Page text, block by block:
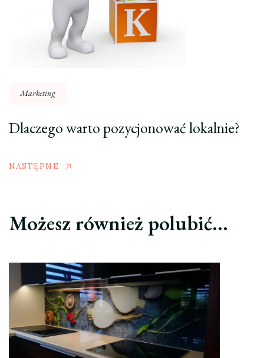
Marketing
Dlaczego warto pozycjonować lokalnie?
NASTĘPNE
Możesz również polubić…